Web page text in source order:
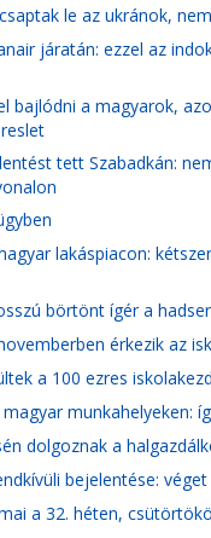
le az ukránok,
járatán: ezzel az
bajlódni a magyarok,
tett Szabadkán:
lakáspiacon:
börtönt ígér a
érkezik az
a 100 ezres
munkahelyeken:
dolgoznak a
bejelentése:
a 32. héten,